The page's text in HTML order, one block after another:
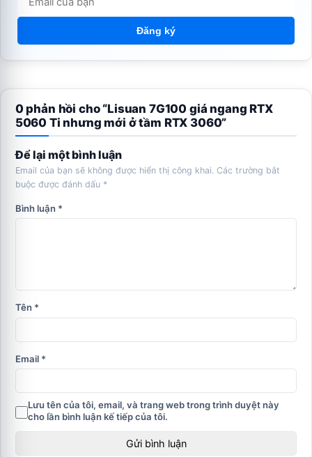
Đăng ký
0 phản hồi cho “Lisuan 7G100 giá ngang RTX
5060 Ti nhưng mới ở tầm RTX 3060”
Để lại một bình luận
Email của bạn sẽ không được hiển thị công khai. Các trường bắt
buộc được đánh dấu *
Bình luận *
Tên *
Email *
Lưu tên của tôi, email, và trang web trong trình duyệt này
cho lần bình luận kế tiếp của tôi.